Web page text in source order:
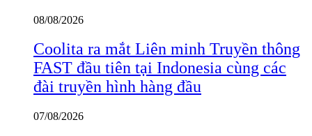
08/08/2026
Coolita ra mắt Liên minh Truyền thông
FAST đầu tiên tại Indonesia cùng các
đài truyền hình hàng đầu
07/08/2026